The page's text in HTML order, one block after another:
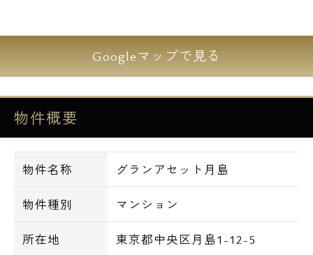
御座います。
交通アクセス並びに設備共に大変充実の物件
です。
【設備一覧】
■オートロック
■エアコン
■バストイレ別
■追い焚き機能付バス
Googleマップで見る
物件概要
物件名称 グランアセット月島
物件種別 マンション
所在地 東京都中央区月島1-12-5